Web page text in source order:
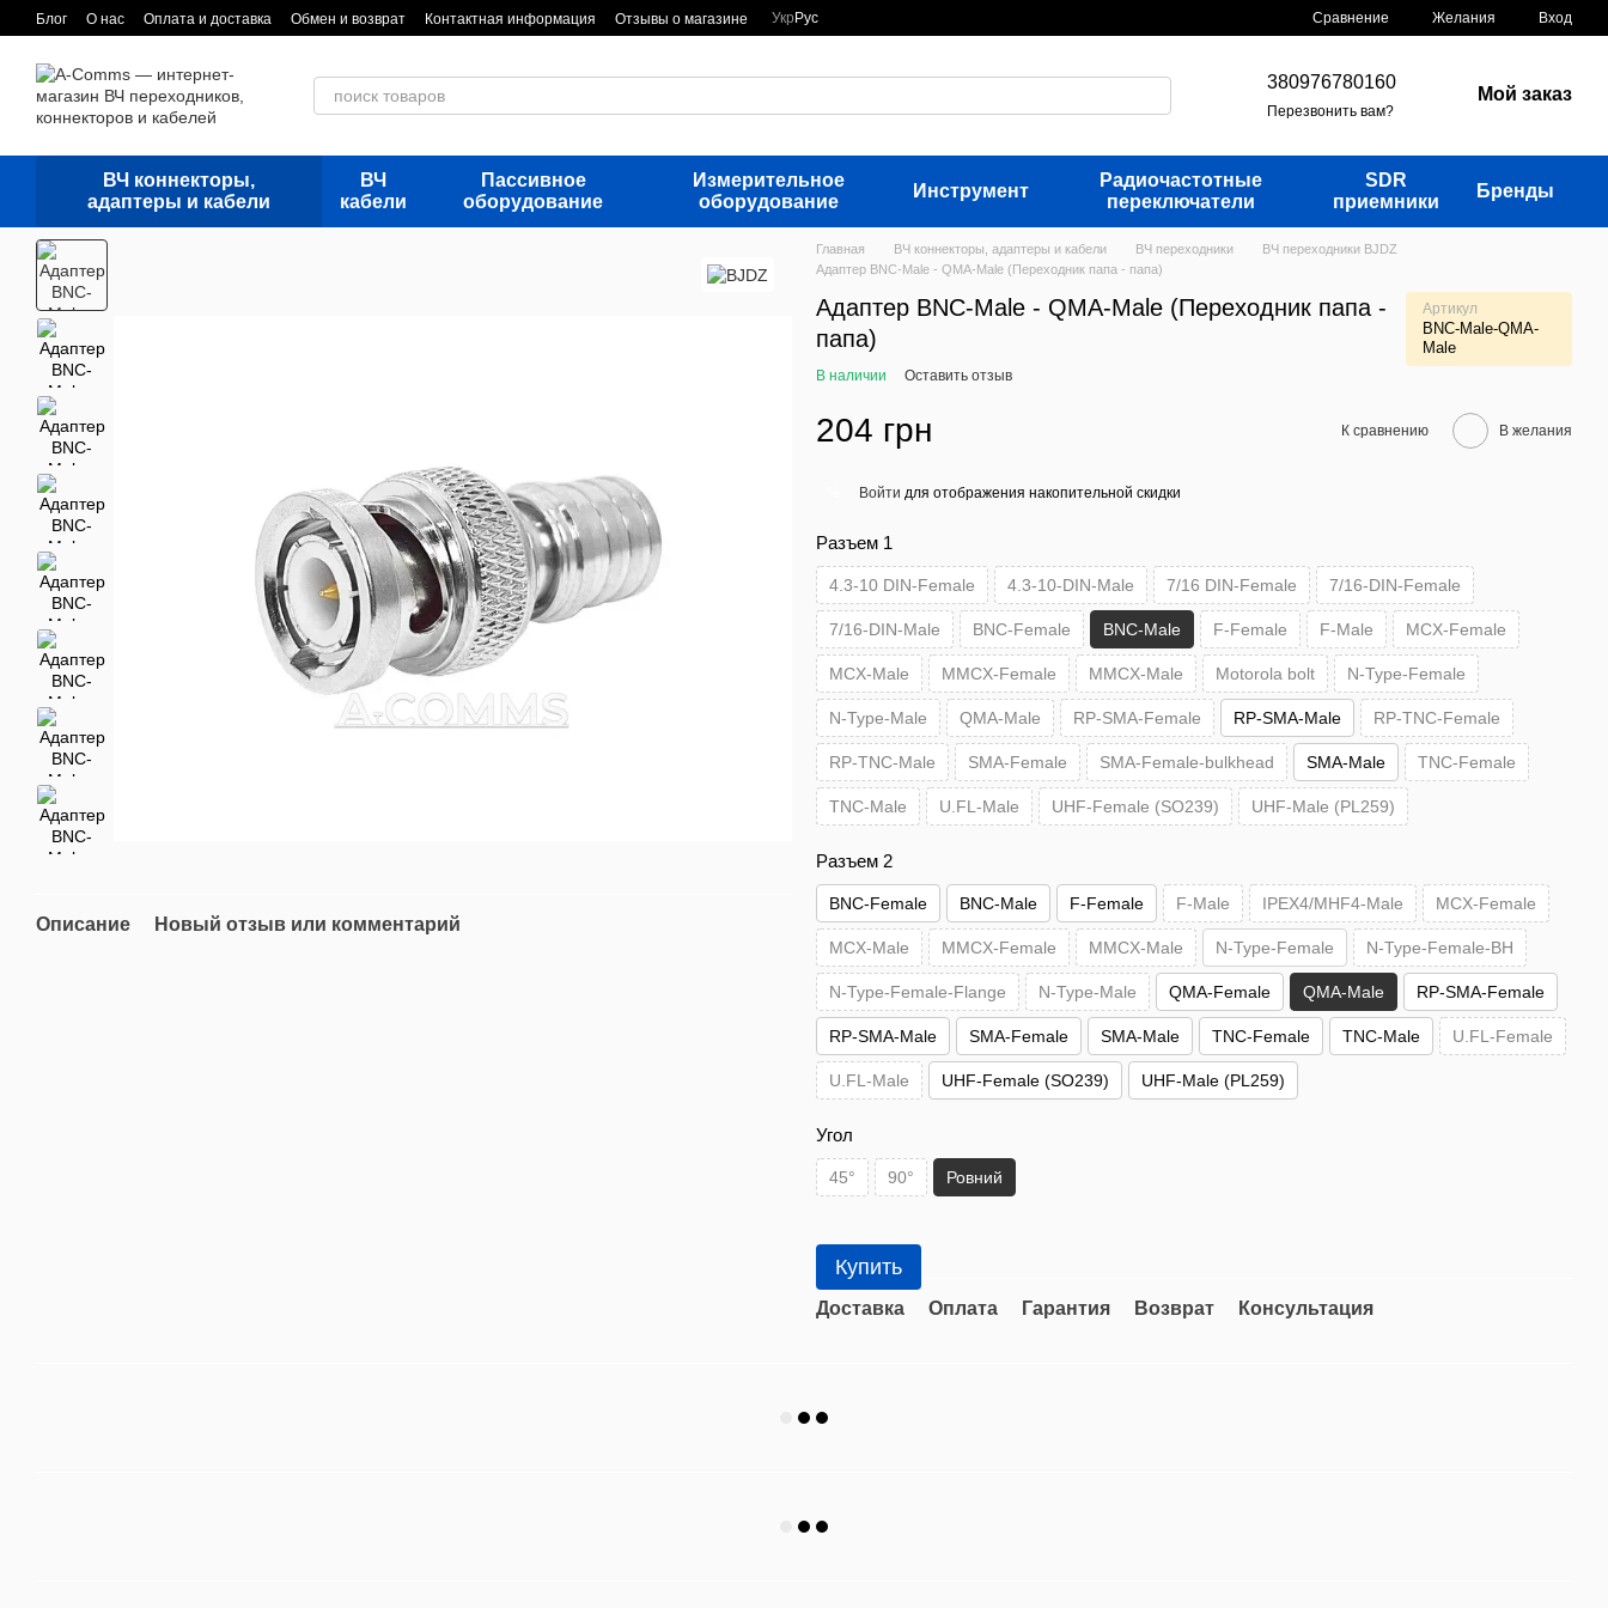
Перейти к основному контенту
Блог О нас Оплата и доставка Обмен и возврат Контактная информация Отзывы о магазине Укр Рус Сравнение Желания Вход
380976780160
Перезвонить вам?
Мой заказ
ВЧ коннекторы,
адаптеры и кабели
ВЧ
кабели
Пассивное
оборудование
Измерительное
оборудование
Инструмент
Радиочастотные
переключатели
SDR
приемники
Бренды
Описание Новый отзыв или комментарий
Главная ВЧ коннекторы, адаптеры и кабели ВЧ переходники
ВЧ переходники BJDZ
Адаптер BNC-Male - QMA-Male (Переходник папа - папа)
Адаптер BNC-Male - QMA-Male (Переходник папа -
папа)
Артикул
BNC-Male-QMA-
Male
В наличии Оставить отзыв
204 грн К сравнению В желания
Войти для отображения накопительной скидки
Разъем 1
4.3-10 DIN-Female 4.3-10-DIN-Male 7/16 DIN-Female 7/16-DIN-Female
7/16-DIN-Male BNC-Female BNC-Male F-Female F-Male MCX-Female
MCX-Male MMCX-Female MMCX-Male Motorola bolt N-Type-Female
N-Type-Male QMA-Male RP-SMA-Female RP-SMA-Male RP-TNC-Female
RP-TNC-Male SMA-Female SMA-Female-bulkhead SMA-Male TNC-Female
TNC-Male U.FL-Male UHF-Female (SO239) UHF-Male (PL259)
Разъем 2
BNC-Female BNC-Male F-Female F-Male IPEX4/MHF4-Male MCX-Female
MCX-Male MMCX-Female MMCX-Male N-Type-Female N-Type-Female-BH
N-Type-Female-Flange N-Type-Male QMA-Female QMA-Male RP-SMA-Female
RP-SMA-Male SMA-Female SMA-Male TNC-Female TNC-Male U.FL-Female
U.FL-Male UHF-Female (SO239) UHF-Male (PL259)
Угол
45° 90° Ровний
Купить
Доставка Оплата Гарантия Возврат Консультация